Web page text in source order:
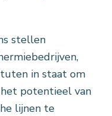
stellen
in staat om
potentieel van
lijnen te